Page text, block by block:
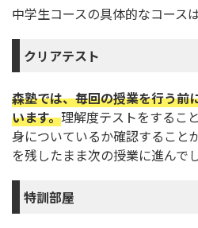
中学生コースの具体的なコース
クリアテスト
森塾では、毎回の授業を行う前
います。理解度テストをするこ
身についているか確認すること
を残したまま次の授業に進んで
特訓部屋